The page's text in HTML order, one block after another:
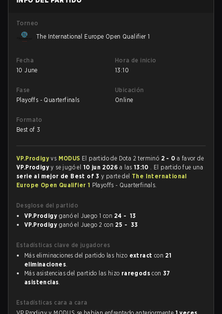
Torneo
The International Europe Open Qualifier 1
Fecha
10 June
Hora de inicio
13:10
Fase
Playoffs - Quarterfinals
Ubicación
Online
Formato
Best of 3
VP.Prodigyvs MODUS El partido de Dota 2 terminó 2 - 0 a favor de
VP.Prodigyy se jugó el 10 jun 2026a las 13:10 . El partido fue una
serie al mejor de Best of 3y parte del The International
Europe Open Qualifier 1 Playoffs - Quarterfinals.
Desglose del partido
VP.Prodigy ganó el Juego 1 con 24 - 13
VP.Prodigy ganó el Juego 2 con 25 - 33
Estadísticas clave de jugadores
Más eliminaciones del partido las hizo extract con 21
eliminaciones.
Más asistencias del partido las hizo raregods con37
asistencias.
Estadísticas cara a cara